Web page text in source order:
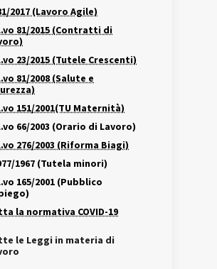
2017 (Lavoro Agile)
81/2015 (Contratti di
23/2015 (Tutele Crescenti)
81/2008 (Salute e
151/2001(TU Maternità)
66/2003 (Orario di Lavoro)
276/2003 (Riforma Biagi)
1967 (Tutela minori)
165/2001 (Pubblico
la normativa COVID-19
le Leggi in materia di